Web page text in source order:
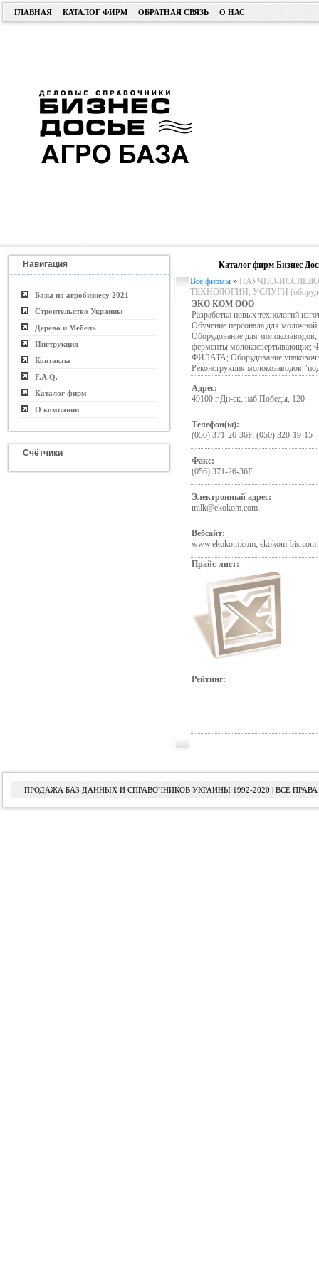
ГЛАВНАЯ КАТАЛОГ ФИРМ ОБРАТНАЯ СВЯЗЬ О НАС
Навигация
Базы по агробизнесу 2021
Строительство Украины
Дерево и Мебель
Инструкция
Контакты
F.A.Q.
Каталог фирм
О компании
Счётчики
Каталог фирм Бизнес
Все фирмы » НАУЧНО-
ТЕХНОЛОГИИ, УСЛУГИ
ЭКО КОМ ООО
Разработка новых технологий
Обучение персонала для
Оборудование для
ферменты
ФИЛАТА; Оборудование
Реконструкция молокозаводов
Адрес:
49100 г.Дн-ск, наб.Победы, 120
Телефон(ы):
(056) 371-26-36F, (050) 320-19-15
Факс:
(056) 371-26-36F
Электронный адрес:
milk@ekokom.com
Вебсайт:
www.ekokom.com; ekokom-bis.com
Прайс-лист:
Рейтинг:
ПРОДАЖА БАЗ ДАННЫХ И СПРАВОЧНИКОВ УКРАИНЫ 1992-2020 | ВСЕ